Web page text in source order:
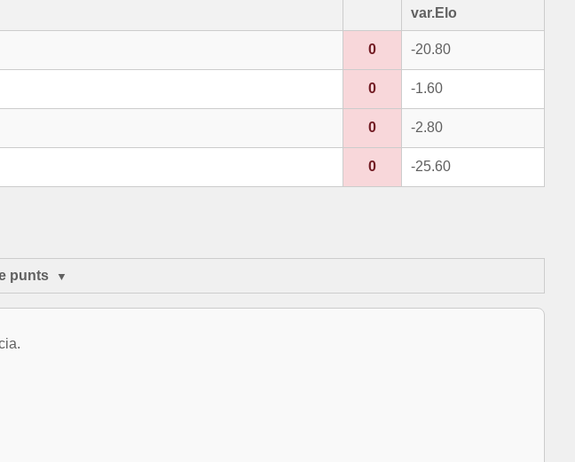
var.Elo
0 -20.80
0 -1.60
0 -2.80
0 -25.60
punts